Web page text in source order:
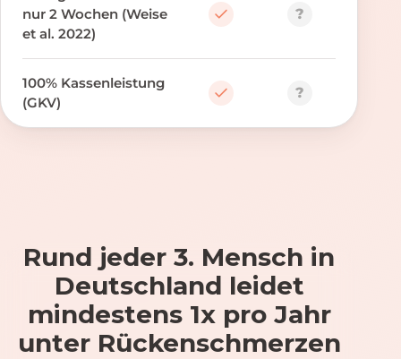
nur 2 Wochen (Weise
et al. 2022)
?
100% Kassenleistung
(GKV)
?
Rund jeder 3. Mensch in
Deutschland leidet
mindestens 1x pro Jahr
unter Rückenschmerzen